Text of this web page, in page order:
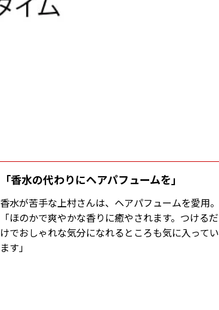
「香水の代わりにヘアパフュームを」
香水が苦手な上村さんは、ヘアパフュームを愛用。
「ほのかで爽やかな香りに癒やされます。つけるだ
けでおしゃれな気分になれるところも気に入ってい
ます」